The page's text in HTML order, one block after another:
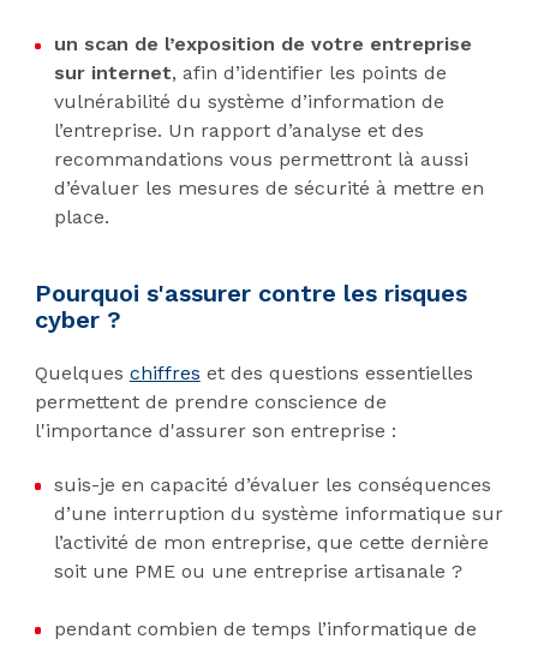
un scan de l’exposition de votre entreprise
sur internet, afin d’identifier les points de
vulnérabilité du système d’information de
l’entreprise. Un rapport d’analyse et des
recommandations vous permettront là aussi
d’évaluer les mesures de sécurité à mettre en
place.
Pourquoi s'assurer contre les risques
cyber ?
Quelques chiffres et des questions essentielles
permettent de prendre conscience de
l'importance d'assurer son entreprise :
suis-je en capacité d’évaluer les conséquences
d’une interruption du système informatique sur
l’activité de mon entreprise, que cette dernière
soit une PME ou une entreprise artisanale ?
pendant combien de temps l’informatique de